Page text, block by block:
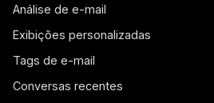
Análise de e-mail
Exibições personalizadas
Tags de e-mail
Conversas recentes